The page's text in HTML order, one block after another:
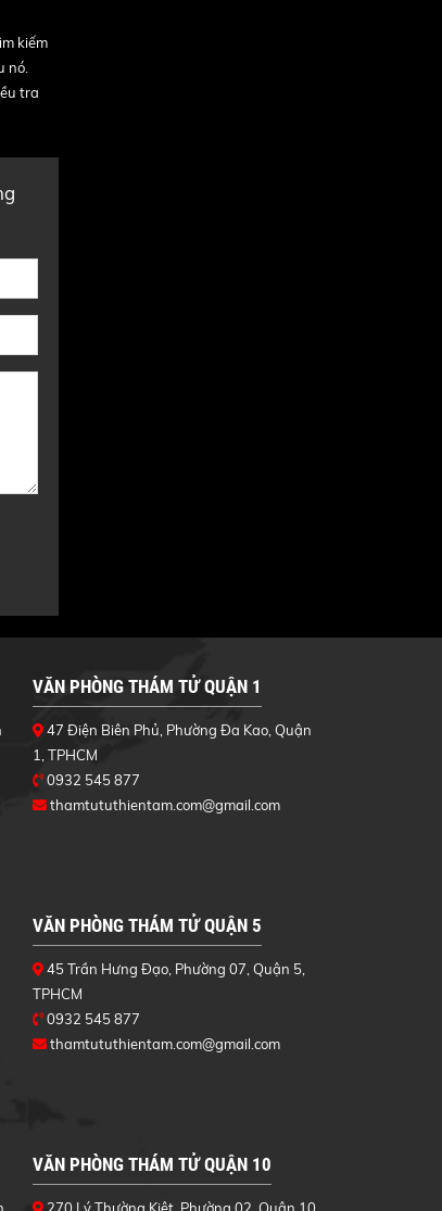
kiếm
nó.
tra
VĂN PHÒNG THÁM TỬ QUẬN 1
47 Điện Biên Phủ, Phường Đa Kao, Quận
1, TPHCM
0932 545 877
thamtututhientam.com@gmail.com
VĂN PHÒNG THÁM TỬ QUẬN 5
45 Trần Hưng Đạo, Phường 07, Quận 5,
TPHCM
0932 545 877
thamtututhientam.com@gmail.com
VĂN PHÒNG THÁM TỬ QUẬN 10